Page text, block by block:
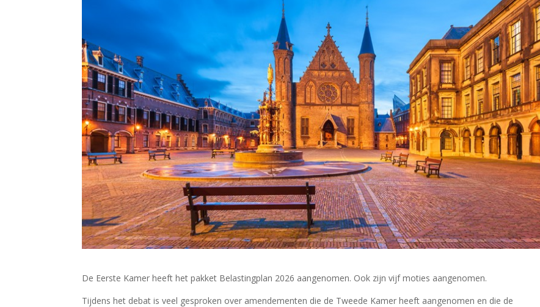
De Eerste Kamer heeft het pakket Belastingplan 2026 aangenomen. Ook zijn vijf moties aangenomen.
Tijdens het debat is veel gesproken over amendementen die de Tweede Kamer heeft aangenomen en die de